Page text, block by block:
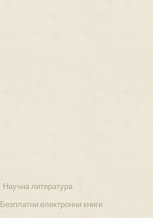
Научна литература
Безплатни електронни книги